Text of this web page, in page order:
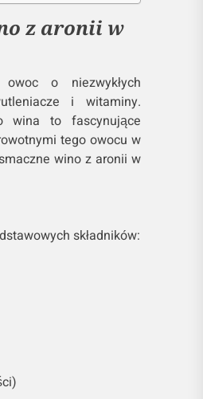
z aronii w
o niezwykłych
i witaminy.
wina to fascynujące
tego owocu w
wino z aronii w
składników: